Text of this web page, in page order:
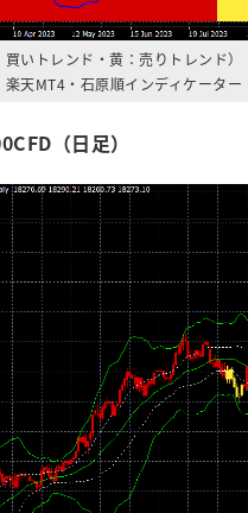
買いトレンド・黄：売りトレンド）
楽天MT4・石原順インディケーター
（日足）